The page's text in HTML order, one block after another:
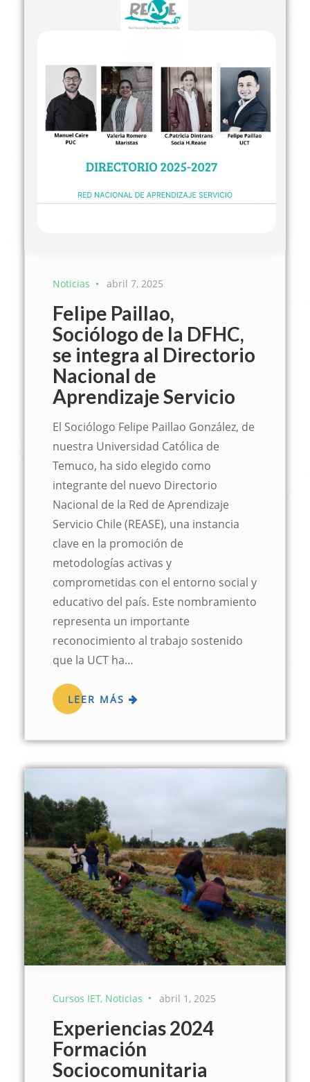
Noticias abril 7, 2025
Felipe Paillao,
Sociólogo de la DFHC,
se integra al Directorio
Nacional de
Aprendizaje Servicio
El Sociólogo Felipe Paillao González, de
nuestra Universidad Católica de
Temuco, ha sido elegido como
integrante del nuevo Directorio
Nacional de la Red de Aprendizaje
Servicio Chile (REASE), una instancia
clave en la promoción de
metodologías activas y
comprometidas con el entorno social y
educativo del país. Este nombramiento
representa un importante
reconocimiento al trabajo sostenido
que la UCT ha…
LEER MÁS
Cursos IET Noticias abril 1, 2025
Experiencias 2024
Formación
Sociocomunitaria